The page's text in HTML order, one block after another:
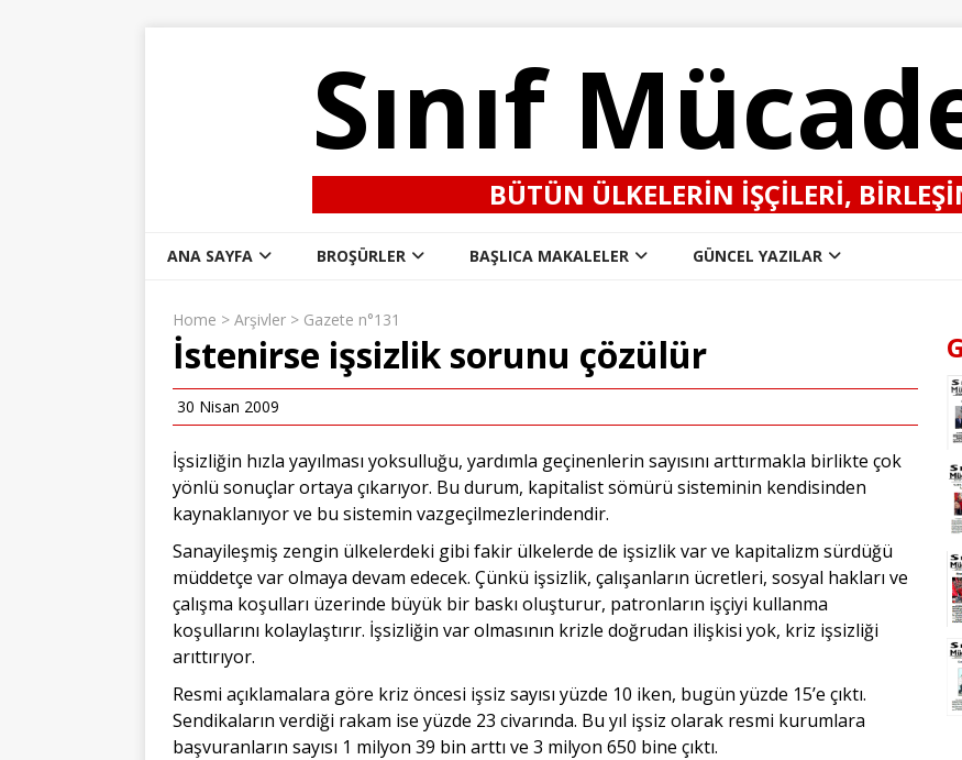
Sınıf
BÜTÜN ÜLKELERIN IŞÇILERI,
ANA SAYFA BROŞÜRLER BAŞLICA MAKALELER GÜNCEL YAZILAR
Home > Arşivler > Gazete n°131
İstenirse işsizlik sorunu çözülür
30 Nisan 2009
İşsizliğin hızla yayılması yoksulluğu, yardımla geçinenlerin sayısını arttırmakla birlikte çok
yönlü sonuçlar ortaya çıkarıyor. Bu durum, kapitalist sömürü sisteminin kendisinden
kaynaklanıyor ve bu sistemin vazgeçilmezlerindendir.
Sanayileşmiş zengin ülkelerdeki gibi fakir ülkelerde de işsizlik var ve kapitalizm sürdüğü
müddetçe var olmaya devam edecek. Çünkü işsizlik, çalışanların ücretleri, sosyal hakları ve
çalışma koşulları üzerinde büyük bir baskı oluşturur, patronların işçiyi kullanma
koşullarını kolaylaştırır. İşsizliğin var olmasının krizle doğrudan ilişkisi yok, kriz işsizliği
arıttırıyor.
Resmi açıklamalara göre kriz öncesi işsiz sayısı yüzde 10 iken, bugün yüzde 15’e çıktı.
Sendikaların verdiği rakam ise yüzde 23 civarında. Bu yıl işsiz olarak resmi kurumlara
başvuranların sayısı 1 milyon 39 bin arttı ve 3 milyon 650 bine çıktı.